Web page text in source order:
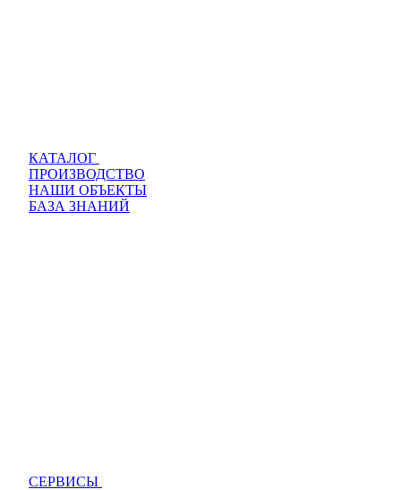
КАТАЛОГ
ПРОИЗВОДСТВО
НАШИ ОБЪЕКТЫ
БАЗА ЗНАНИЙ
СЕРВИСЫ